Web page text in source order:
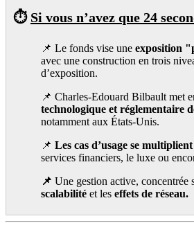
⏱️ Si vous n’avez que 24
📌 Le fonds vise une exposition
avec une construction en trois
d’exposition.
📌 Charles-Edouard Bilbault met
technologique et réglementaire
notamment aux États-Unis.
📌 Les cas d’usage se multiplient
services financiers, le luxe ou
📌 Une gestion active, concentrée
scalabilité et les effets de réseau.